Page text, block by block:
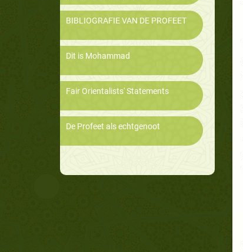
BIBLIOGRAFIE VAN DE PROFEET
Dit is Mohammad
Fair Orientalists' Statements
De Profeet als echtgenoot